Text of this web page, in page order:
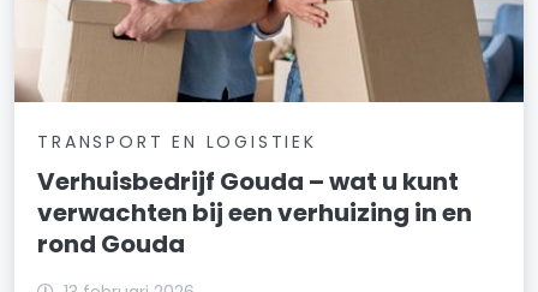
TRANSPORT EN LOGISTIEK
Verhuisbedrijf Gouda – wat u kunt
verwachten bij een verhuizing in en
rond Gouda